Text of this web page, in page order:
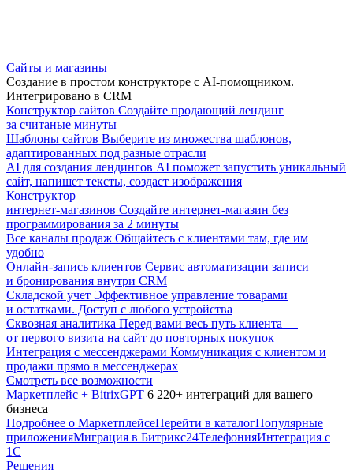
Сайты и магазины
Создание в простом конструкторе с AI-помощником.
Интегрировано в CRM
Конструктор сайтов Создайте продающий лендинг
за считаные минуты
Шаблоны сайтов Выберите из множества шаблонов,
адаптированных под разные отрасли
AI для создания лендингов AI поможет запустить уникальный
сайт, напишет тексты, создаст изображения
Конструктор
интернет-магазинов Создайте интернет-магазин без
программирования за 2 минуты
Все каналы продаж Общайтесь с клиентами там, где им
удобно
Онлайн-запись клиентов Сервис автоматизации записи
и бронирования внутри CRM
Складской учет Эффективное управление товарами
и остатками. Доступ с любого устройства
Сквозная аналитика Перед вами весь путь клиента —
от первого визита на сайт до повторных покупок
Интеграция с мессенджерами Коммуникация с клиентом и
продажи прямо в мессенджерах
Смотреть все возможности
Маркетплейс + BitrixGPT 6 220+ интеграций для вашего
бизнеса
Подробнее о МаркетплейсеПерейти в каталогПопулярные
приложенияМиграция в Битрикс24ТелефонияИнтеграция с
1С
Решения